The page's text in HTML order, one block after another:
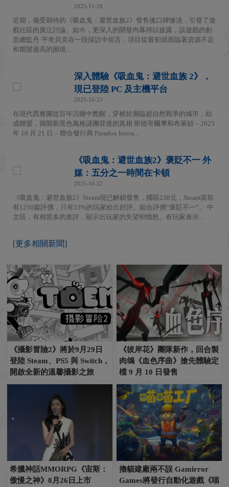
2025-11-26
近期，備受期待的《吸血鬼：避世血族2》發售後口碑慘淡，引發了遊
戲社區的廣泛討論。如今，更深入的開發內幕得以披露，該遊戲的創
意總監丹·平奇貝克在一段採訪中坦言，項目從最初就面臨著資源不足
和期望過高的困境...
深入體驗《吸血鬼：避世血族 2》，
現已登陸 PC 及主機平台
2025-10-23
在現代西雅圖從百年沉睡中甦醒，穿梭於瀕臨超自然戰爭的城市，結
成聯盟，揭開新黑色風格謎團背後的真相 斯德哥爾摩和布萊頓 – 2025
年 10 月 21 日 – 聯合發行商 Paradox Intera...
《吸血鬼：避世血族2》褒貶不一 外
媒：五分之一時間在卡頓
2025-10-22
《吸血鬼：避世血族2》Steam現已解鎖發售，國區238元，Steam當前
有1250篇評價，只有53%的玩家給出好評。綜合評價“褒貶不一”。 中
文區，有相當多的差評，顯示出玩家的失望和憤怒。有玩家表示...
[更多相關新聞]
《攝影冒險2》將於9月29日
登陸 Steam、PS5 與 Switch，
開啟全新的溫馨攝影之旅
《彼岸花》團隊新作，回合製
肉鴿《血色序曲》搶先體驗定
檔 9 月 10 日發售
希臘神話MMORPG《宙斯：
傲慢之神》8月26日上市
擼貓建廠兩不誤 Gamirror
Games將發行自動化遊戲《喵